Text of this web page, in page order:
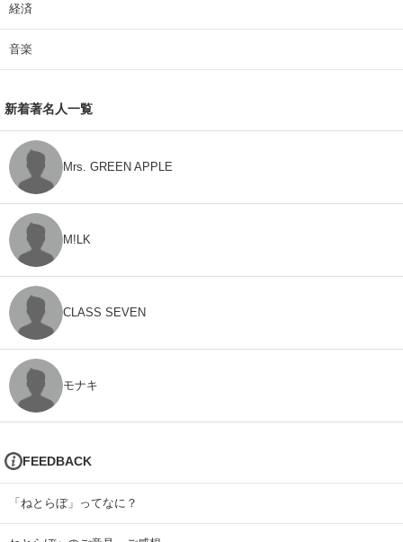
経済
音楽
新着著名人一覧
Mrs. GREEN APPLE
M!LK
CLASS SEVEN
モナキ
FEEDBACK
「ねとらぼ」ってなに？